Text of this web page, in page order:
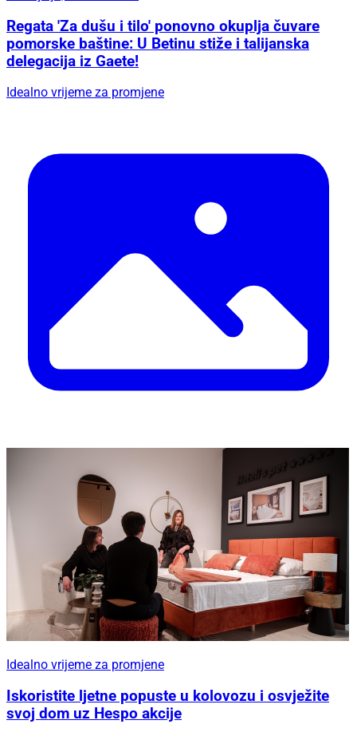
Regata 'Za dušu i tilo' ponovno okuplja čuvare
pomorske baštine: U Betinu stiže i talijanska
delegacija iz Gaete!
Idealno vrijeme za promjene
Idealno vrijeme za promjene
Iskoristite ljetne popuste u kolovozu i osvježite
svoj dom uz Hespo akcije